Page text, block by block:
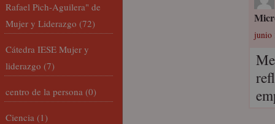
junio
Rafael Pich-Aguilera" de
Mujer y Liderazgo (72)
Cátedra IESE Mujer y
liderazgo (7)
centro de la persona (0)
Ciencia (1)